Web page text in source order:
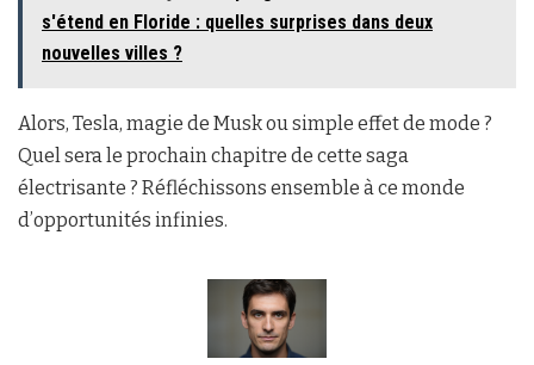
s'étend en Floride : quelles surprises dans deux
nouvelles villes ?
Alors, Tesla, magie de Musk ou simple effet de mode ?
Quel sera le prochain chapitre de cette saga
électrisante ? Réfléchissons ensemble à ce monde
d’opportunités infinies.